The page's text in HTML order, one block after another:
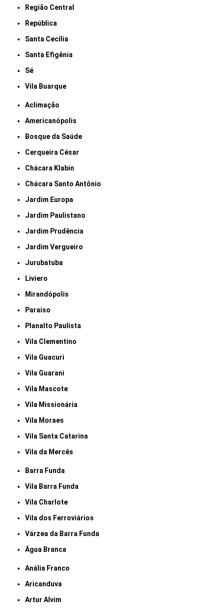
Região Central
República
Santa Cecília
Santa Efigênia
Sé
Vila Buarque
Aclimação
Americanópolis
Bosque da Saúde
Cerqueira César
Chácara Klabin
Chácara Santo Antônio
Jardim Europa
Jardim Paulistano
Jardim Prudência
Jardim Vergueiro
Jurubatuba
Liviero
Mirandópolis
Paraiso
Planalto Paulista
Vila Clementino
Vila Guacuri
Vila Guarani
Vila Mascote
Vila Missionária
Vila Moraes
Vila Santa Catarina
Vila da Mercês
Barra Funda
Vila Barra Funda
Vila Charlote
Vila dos Ferroviários
Várzea da Barra Funda
Água Branca
Anália Franco
Aricanduva
Artur Alvim